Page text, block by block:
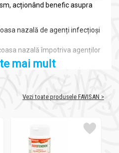
acționând benefic asupra
nazală de agenți infecțioși
nazală împotriva agenților
nazală slăbită de infecții
riscul de dependență, spre
recomandat pe lângă alte
patologia ORL (răceli,
mai mult
Vezi toate produsele FAVISAN >